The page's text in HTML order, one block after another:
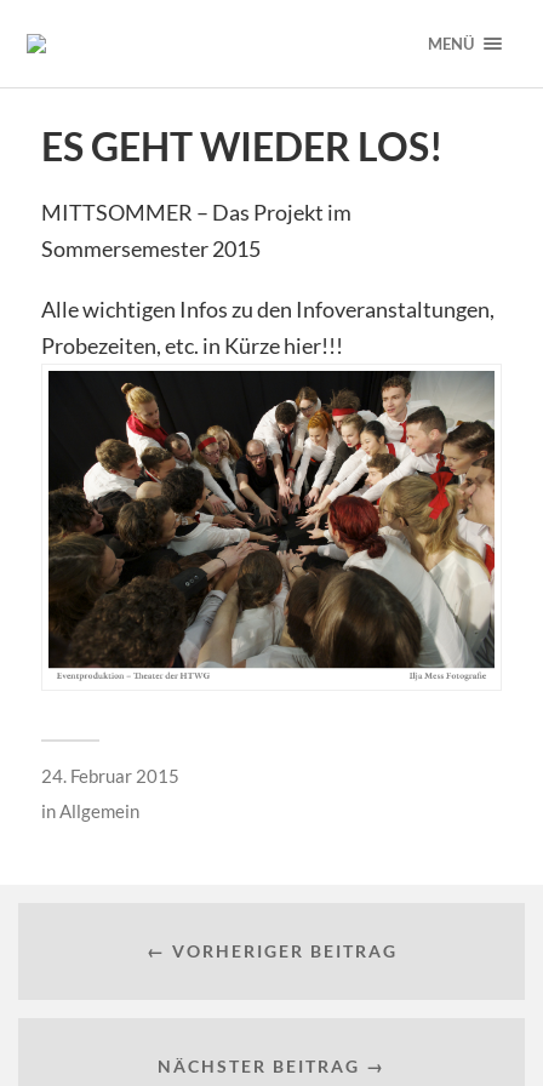
MENÜ
ES GEHT WIEDER LOS!
MITTSOMMER – Das Projekt im
Sommersemester 2015
Alle wichtigen Infos zu den Infoveranstaltungen,
Probezeiten, etc. in Kürze hier!!!
24. Februar 2015
inAllgemein
← VORHERIGER BEITRAG
NÄCHSTER BEITRAG →